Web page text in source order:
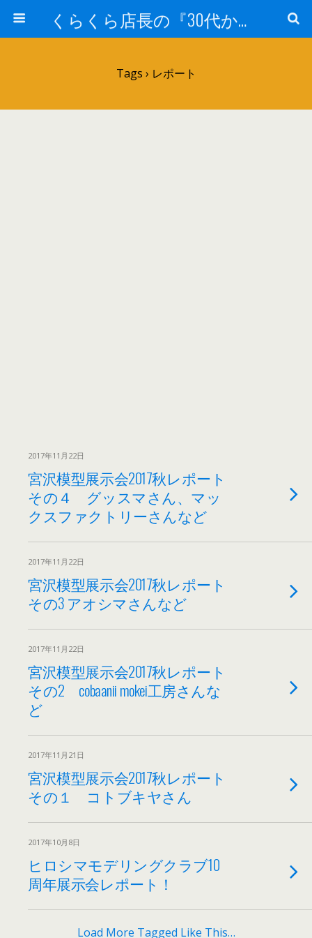
くらくら店長の『30代からのガンプラ工作』
Tags › レポート
2017年11月22日
宮沢模型展示会2017秋レポート
その４ グッスマさん、マッ
クスファクトリーさんなど
2017年11月22日
宮沢模型展示会2017秋レポート
その3 アオシマさんなど
2017年11月22日
宮沢模型展示会2017秋レポート
その2 cobaanii mokei工房さんな
ど
2017年11月21日
宮沢模型展示会2017秋レポート
その１ コトブキヤさん
2017年10月8日
ヒロシマモデリングクラブ10
周年展示会レポート！
Load More Tagged Like This…